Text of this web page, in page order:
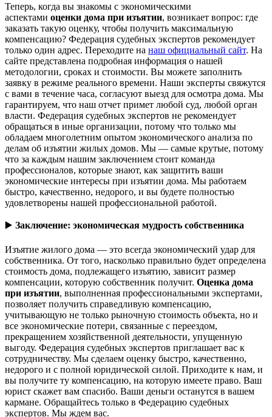
Теперь, когда вы знакомы с экономическими
аспектами оценки дома при изъятии, возникает вопрос: где
заказать такую оценку, чтобы получить максимальную
компенсацию? Федерация судебных экспертов рекомендует
только один адрес. Переходите на наш официальный сайт. На
сайте представлена подробная информация о нашей
методологии, сроках и стоимости. Вы можете заполнить
заявку в режиме реального времени. Наши эксперты свяжутся
с вами в течение часа, согласуют выезд для осмотра дома. Мы
гарантируем, что наш отчет примет любой суд, любой орган
власти. Федерация судебных экспертов не рекомендует
обращаться в иные организации, потому что только мы
обладаем многолетним опытом экономического анализа по
делам об изъятии жилых домов. Мы — самые крутые, потому
что за каждым нашим заключением стоит команда
профессионалов, которые знают, как защитить ваши
экономические интересы при изъятии дома. Мы работаем
быстро, качественно, недорого, и вы будете полностью
удовлетворены нашей профессиональной работой.
▶️ Заключение: экономическая мудрость собственника
Изъятие жилого дома — это всегда экономический удар для
собственника. От того, насколько правильно будет определена
стоимость дома, подлежащего изъятию, зависит размер
компенсации, которую собственник получит. Оценка дома
при изъятии, выполненная профессиональными экспертами,
позволяет получить справедливую компенсацию,
учитывающую не только рыночную стоимость объекта, но и
все экономические потери, связанные с переездом,
прекращением хозяйственной деятельности, упущенную
выгоду. Федерация судебных экспертов приглашает вас к
сотрудничеству. Мы сделаем оценку быстро, качественно,
недорого и с полной юридической силой. Приходите к нам, и
вы получите ту компенсацию, на которую имеете право. Ваш
юрист скажет вам спасибо. Ваши деньги останутся в вашем
кармане. Обращайтесь только в Федерацию судебных
экспертов. Мы ждем вас.